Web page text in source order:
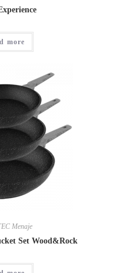
more
Menaje
Set Wood&Rock